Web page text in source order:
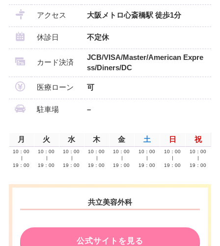
アクセス 大阪メトロ心斎橋駅 徒歩1分
休診日 不定休
カード決済
JCB/VISA/Master/American Expre
ss/Diners/DC
医療ローン 可
駐車場 –
月 火 水 木 金 土 日 祝
10：00
19：00
10：00
19：00
10：00
19：00
10：00
19：00
10：00
19：00
10：00
19：00
10：00
19：00
10：00
19：00
共立美容外科
公式サイトを見る